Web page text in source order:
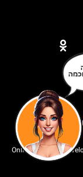
Online Business